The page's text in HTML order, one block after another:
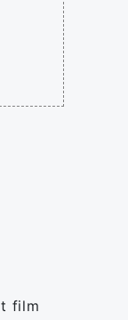
film